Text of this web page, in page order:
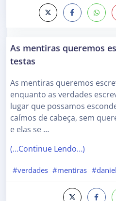
As mentiras queremos
testas
As mentiras queremos
enquanto as verdades
lugar que possamos
caímos de cabeça, sem
e elas se …
(…Continue Lendo…)
#verdades #mentiras